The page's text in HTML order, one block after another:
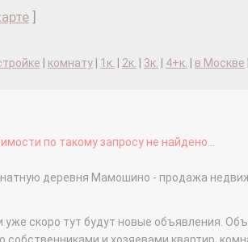
комнату 1к. 2к. 3к. 4+к. в Москве
по такому запросу не найдено...
деревня Мамошино - продажа
скоро тут будут новые объявления.